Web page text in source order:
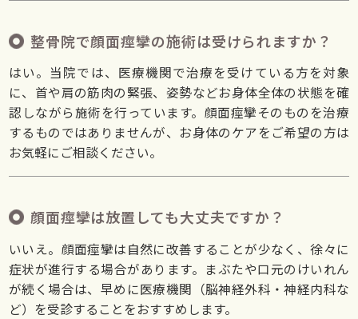
整骨院で顔面痙攣の施術は受けられますか？
はい。当院では、医療機関で治療を受けている方を対象
に、首や肩の筋肉の緊張、姿勢などお身体全体の状態を確
認しながら施術を行っています。顔面痙攣そのものを治療
するものではありませんが、お身体のケアをご希望の方は
お気軽にご相談ください。
顔面痙攣は放置しても大丈夫ですか？
いいえ。顔面痙攣は自然に改善することが少なく、徐々に
症状が進行する場合があります。まぶたや口元のけいれん
が続く場合は、早めに医療機関（脳神経外科・神経内科な
ど）を受診することをおすすめします。